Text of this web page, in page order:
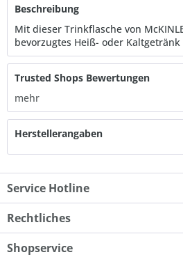
Beschreibung
Mit dieser Trinkflasche von
bevorzugtes Heiß- oder
Trusted Shops Bewertungen
mehr
Herstellerangaben
Service Hotline
Rechtliches
Shopservice